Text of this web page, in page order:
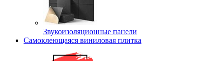
Звукоизоляционные панели
Самоклеющаяся виниловая плитка